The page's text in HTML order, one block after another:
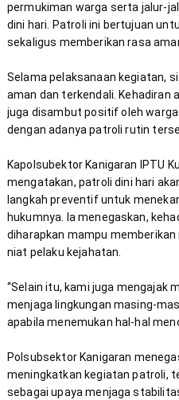
permukiman warga serta jalur-
dini hari. Patroli ini bertujuan
Selama pelaksanaan kegiatan,
aman dan terkendali. Kehadiran
juga disambut positif oleh
Kapolsubektor Kanigaran IPTU
mengatakan, patroli dini hari
langkah preventif untuk
hukumnya. Ia menegaskan,
diharapkan mampu
“Selain itu, kami juga mengajak
menjaga lingkungan masing-
Polsubsektor Kanigaran
meningkatkan kegiatan patroli,
sebagai upaya menjaga